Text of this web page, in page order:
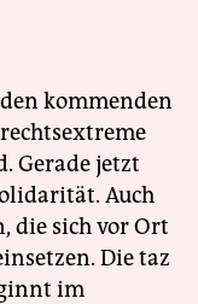
kommenden
Gerade jetzt
Auch
die sich vor Ort
Die taz
im